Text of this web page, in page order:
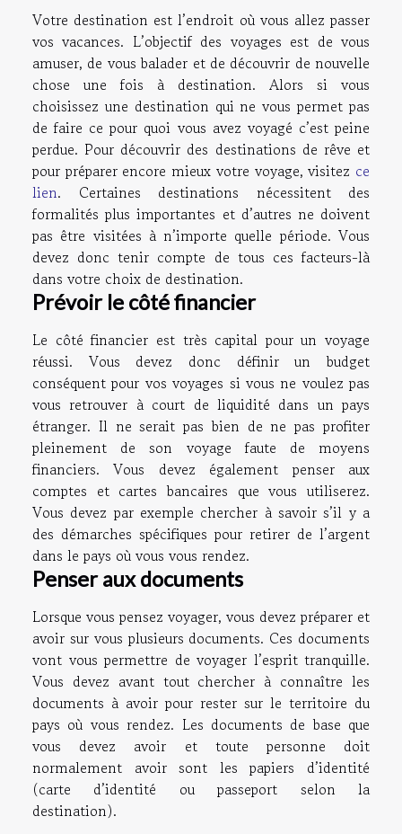
Votre destination est l’endroit où vous allez passer
vos vacances. L’objectif des voyages est de vous
amuser, de vous balader et de découvrir de nouvelle
chose une fois à destination. Alors si vous
choisissez une destination qui ne vous permet pas
de faire ce pour quoi vous avez voyagé c’est peine
perdue. Pour découvrir des destinations de rêve et
pour préparer encore mieux votre voyage, visitez ce
lien. Certaines destinations nécessitent des
formalités plus importantes et d’autres ne doivent
pas être visitées à n’importe quelle période. Vous
devez donc tenir compte de tous ces facteurs-là
dans votre choix de destination.
Prévoir le côté financier
Le côté financier est très capital pour un voyage
réussi. Vous devez donc définir un budget
conséquent pour vos voyages si vous ne voulez pas
vous retrouver à court de liquidité dans un pays
étranger. Il ne serait pas bien de ne pas profiter
pleinement de son voyage faute de moyens
financiers. Vous devez également penser aux
comptes et cartes bancaires que vous utiliserez.
Vous devez par exemple chercher à savoir s’il y a
des démarches spécifiques pour retirer de l’argent
dans le pays où vous vous rendez.
Penser aux documents
Lorsque vous pensez voyager, vous devez préparer et
avoir sur vous plusieurs documents. Ces documents
vont vous permettre de voyager l’esprit tranquille.
Vous devez avant tout chercher à connaître les
documents à avoir pour rester sur le territoire du
pays où vous rendez. Les documents de base que
vous devez avoir et toute personne doit
normalement avoir sont les papiers d’identité
(carte d’identité ou passeport selon la
destination).